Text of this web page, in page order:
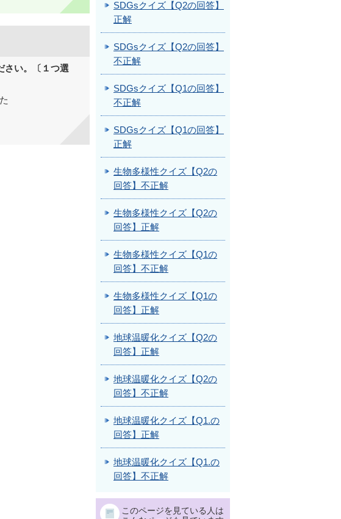
さい。〔１つ選
SDGsクイズ【Q2の回答】
正解
SDGsクイズ【Q2の回答】
不正解
SDGsクイズ【Q1の回答】
不正解
SDGsクイズ【Q1の回答】
正解
生物多様性クイズ【Q2の
回答】不正解
生物多様性クイズ【Q2の
回答】正解
生物多様性クイズ【Q1の
回答】不正解
生物多様性クイズ【Q1の
回答】正解
地球温暖化クイズ【Q2の
回答】正解
地球温暖化クイズ【Q2の
回答】不正解
地球温暖化クイズ【Q1.の
回答】正解
地球温暖化クイズ【Q1.の
回答】不正解
このページを見ている人は